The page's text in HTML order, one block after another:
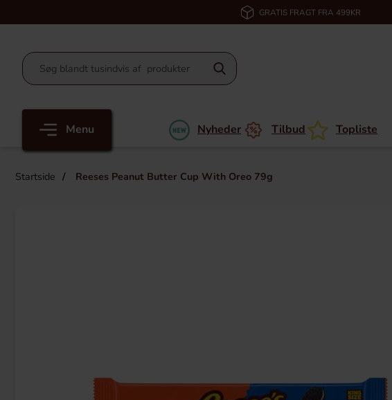
GRATIS FRAGT FRA 499KR
Menu Nyheder Tilbud Topliste
Startside Reeses Peanut Butter Cup With Oreo 79g